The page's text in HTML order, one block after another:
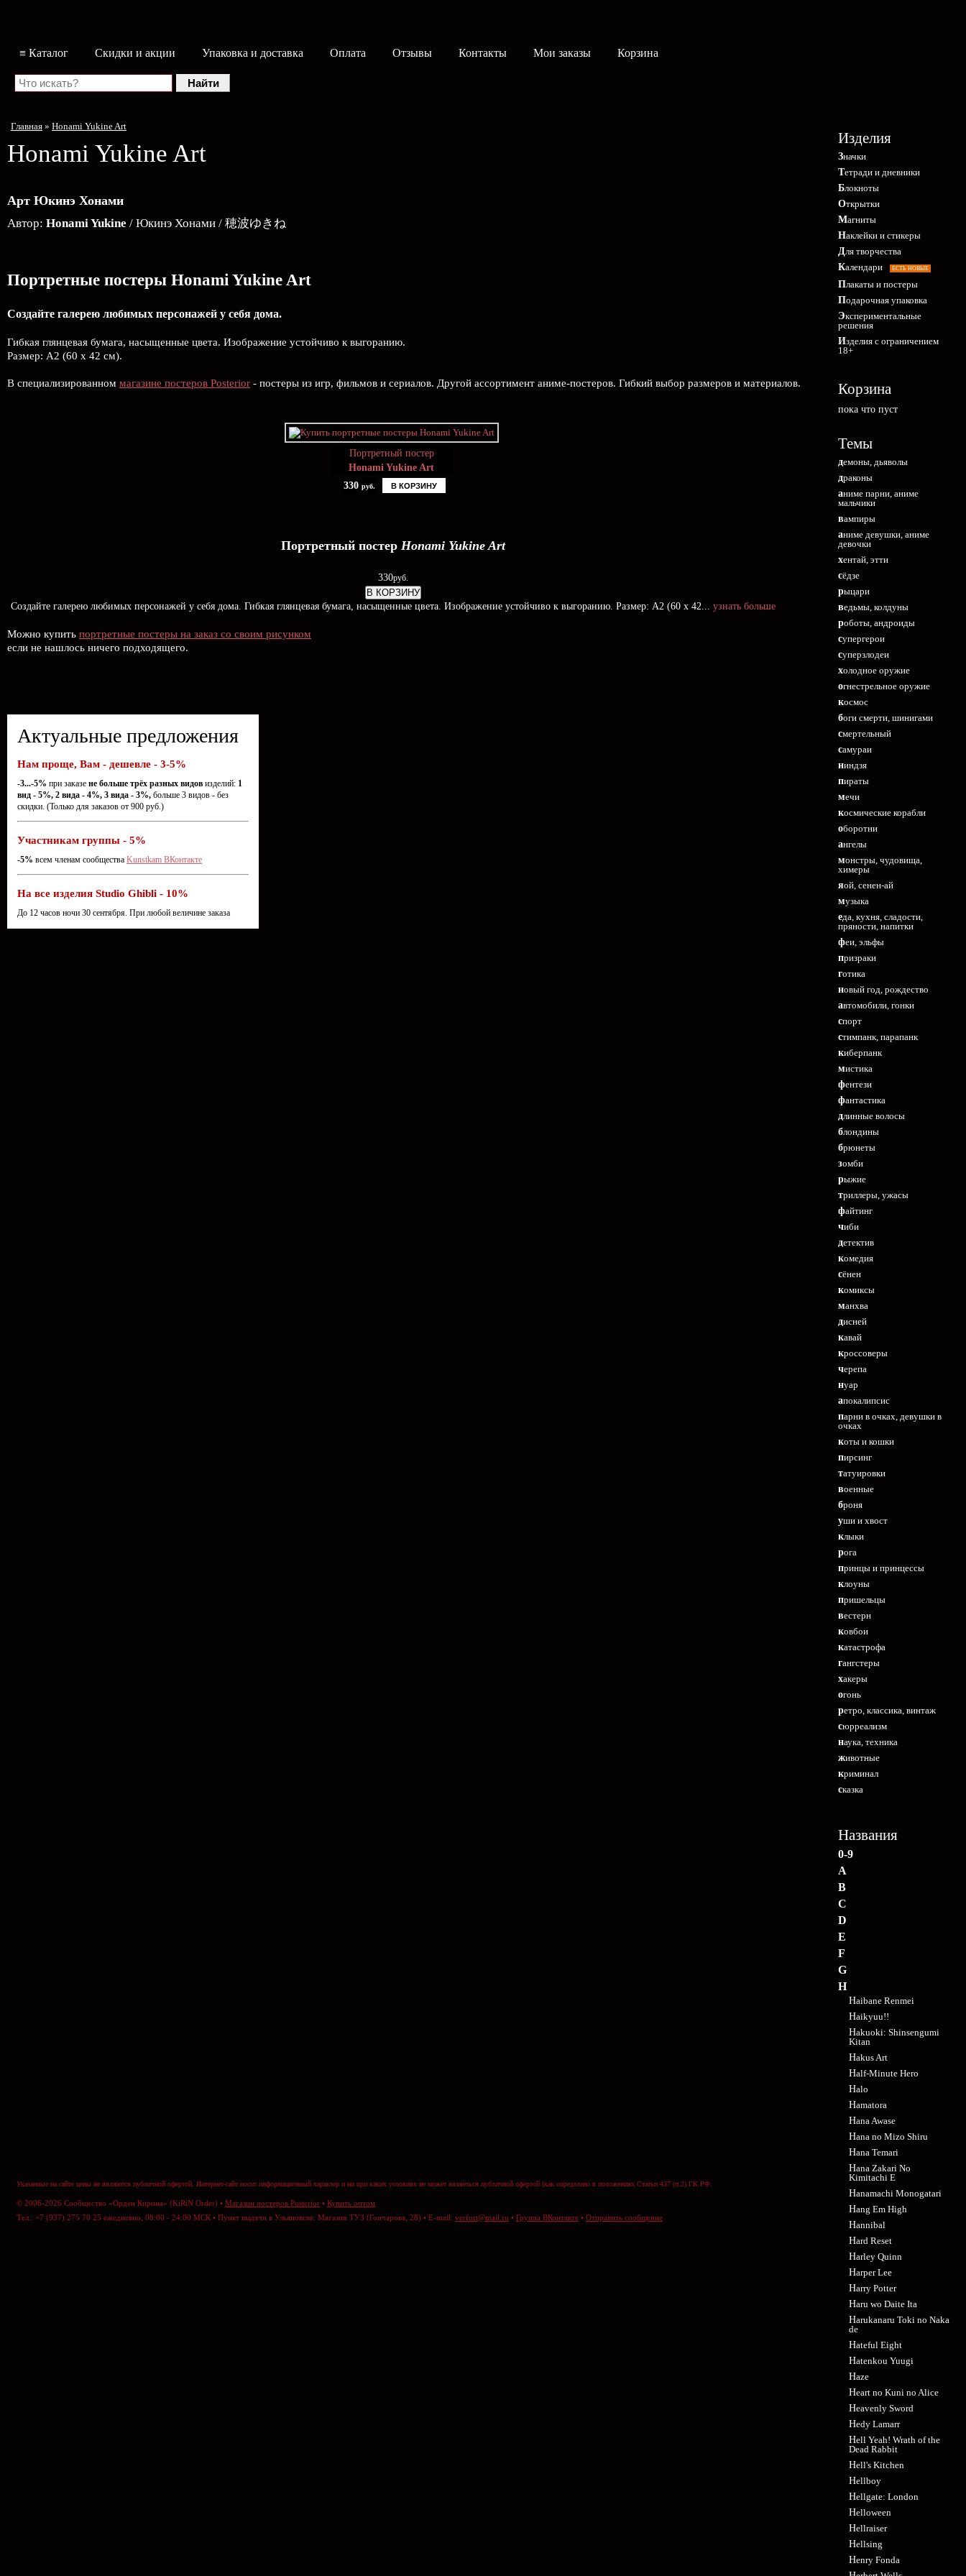
≡ Каталог Скидки и акции Упаковка и доставка Оплата Отзывы Контакты Мои заказы Корзина
Главная » Honami Yukine Art
Honami Yukine Art
Арт Юкинэ Хонами
Автор: Honami Yukine / Юкинэ Хонами / 穂波ゆきね
Портретные постеры Honami Yukine Art
Создайте галерею любимых персонажей у себя дома.
Гибкая глянцевая бумага, насыщенные цвета. Изображение устойчиво к выгоранию.
Размер: А2 (60 х 42 см).
В специализированном магазине постеров Posterior - постеры из игр, фильмов и сериалов. Другой ассортимент аниме-постеров. Гибкий выбор размеров и материалов.
Портретный постер
Honami Yukine Art
330 руб. В КОРЗИНУ
Портретный постер Honami Yukine Art
330руб.
В КОРЗИНУ
Создайте галерею любимых персонажей у себя дома. Гибкая глянцевая бумага, насыщенные цвета. Изображение устойчиво к выгоранию. Размер: А2 (60 х 42... узнать больше
Можно купить портретные постеры на заказ со своим рисунком
если не нашлось ничего подходящего.
Актуальные предложения
Нам проще, Вам - дешевле - 3-5%
-3...-5% при заказе не больше трёх разных видов изделий: 1
вид - 5%, 2 вида - 4%, 3 вида - 3%, больше 3 видов - без
скидки. (Только для заказов от 900 руб.)
Участникам группы - 5%
-5% всем членам сообщества Kunstkam ВКонтакте
На все изделия Studio Ghibli - 10%
До 12 часов ночи 30 сентября. При любой величине заказа
Изделия
Значки
Тетради и дневники
Блокноты
Открытки
Магниты
Наклейки и стикеры
Для творчества
Календари
ЕСТЬ НОВЫЕ
Плакаты и постеры
Подарочная упаковка
Экспериментальные
решения
Изделия с ограничением
18+
Корзина
пока что пуст
Темы
демоны, дьяволы
драконы
аниме парни, аниме
мальчики
вампиры
аниме девушки, аниме
девочки
хентай, этти
сёдзе
рыцари
ведьмы, колдуны
роботы, андроиды
супергерои
суперзлодеи
холодное оружие
огнестрельное оружие
космос
боги смерти, шинигами
смертельный
самураи
ниндзя
пираты
мечи
космические корабли
оборотни
ангелы
монстры, чудовища,
химеры
яой, сенен-ай
музыка
еда, кухня, сладости,
пряности, напитки
феи, эльфы
призраки
готика
новый год, рождество
автомобили, гонки
спорт
стимпанк, парапанк
киберпанк
мистика
фентези
фантастика
длинные волосы
блондины
брюнеты
зомби
рыжие
триллеры, ужасы
файтинг
чиби
детектив
комедия
сёнен
комиксы
манхва
дисней
кавай
кроссоверы
черепа
нуар
апокалипсис
парни в очках, девушки в
очках
коты и кошки
пирсинг
татуировки
военные
броня
уши и хвост
клыки
рога
принцы и принцессы
клоуны
пришельцы
вестерн
ковбои
катастрофа
гангстеры
хакеры
огонь
ретро, классика, винтаж
сюрреализм
наука, техника
животные
криминал
сказка
Названия
0-9
A
B
C
D
E
F
G
H
Haibane Renmei
Haikyuu!!
Hakuoki: Shinsengumi
Kitan
Hakus Art
Half-Minute Hero
Halo
Hamatora
Hana Awase
Hana no Mizo Shiru
Hana Temari
Hana Zakari No
Kimitachi E
Hanamachi Monogatari
Hang Em High
Hannibal
Hard Reset
Harley Quinn
Harper Lee
Harry Potter
Haru wo Daite Ita
Harukanaru Toki no Naka
de
Hateful Eight
Hatenkou Yuugi
Haze
Heart no Kuni no Alice
Heavenly Sword
Hedy Lamarr
Hell Yeah! Wrath of the
Dead Rabbit
Hell's Kitchen
Hellboy
Hellgate: London
Helloween
Hellraiser
Hellsing
Henry Fonda
Указанные на сайте цены не являются публичной офертой. Интернет-сайт носит информационный характер и ни при каких условиях не может являеться публичной офертой (как определено в положениях Статьи 437 (п.2) ГК РФ.
© 2006-2026 Сообщество «Орден Кирина» (KiRiN Order) • Магазин постеров Posterior • Купить оптом
Тел.: +7 (937) 275 70 25 ежедневно, 08:00 - 24:00 МСК • Пункт выдачи в Ульяновске: Магазин ТУЗ (Гончарова, 28) • E-mail: verfurt@mail.ru • Группа ВКонтакте • Отправить сообщение